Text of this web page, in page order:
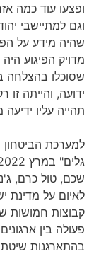
ופצעו עוד כמה
וגם למתיישבי
שהיה מידע על
מדויק הפיגוע
שסוכלו בהצלחה
ידועה, והייתה
תהייה עליו ידיעה
למערכת הביטחון
שכם, טול כרם,
לאיום על מדינת
קבוצות חמושות
פעולה בין
בהתארגנות